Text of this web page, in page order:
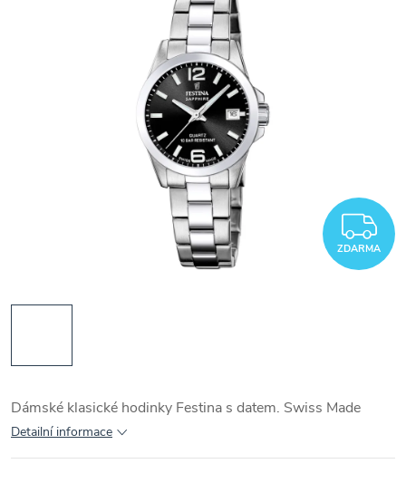
ZDARMA
Dámské klasické hodinky Festina s datem. Swiss Made
Detailní informace